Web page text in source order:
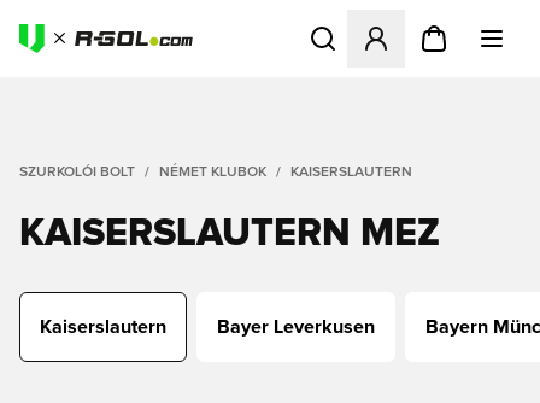
Megnyit egy modált a
SZURKOLÓI BOLT NÉMET KLUBOK KAISERSLAUTERN
KAISERSLAUTERN MEZ
Kaiserslautern Bayer Leverkusen Bayern